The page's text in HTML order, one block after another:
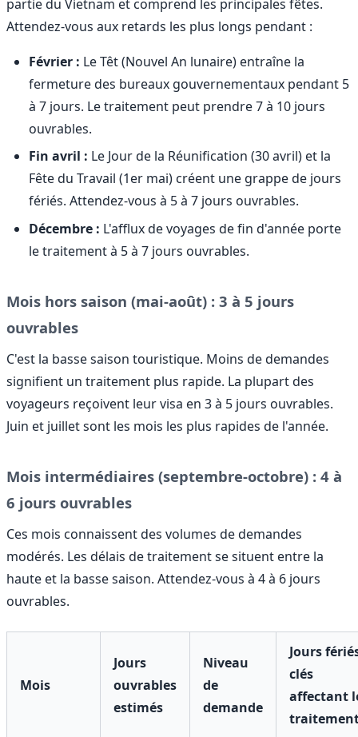
partie du Vietnam et comprend les principales fêtes.
Attendez-vous aux retards les plus longs pendant :
Février : Le Têt (Nouvel An lunaire) entraîne la
fermeture des bureaux gouvernementaux pendant 5
à 7 jours. Le traitement peut prendre 7 à 10 jours
ouvrables.
Fin avril : Le Jour de la Réunification (30 avril) et la
Fête du Travail (1er mai) créent une grappe de jours
fériés. Attendez-vous à 5 à 7 jours ouvrables.
Décembre : L'afflux de voyages de fin d'année porte
le traitement à 5 à 7 jours ouvrables.
Mois hors saison (mai-août) : 3 à 5 jours
ouvrables
C'est la basse saison touristique. Moins de demandes
signifient un traitement plus rapide. La plupart des
voyageurs reçoivent leur visa en 3 à 5 jours ouvrables.
Juin et juillet sont les mois les plus rapides de l'année.
Mois intermédiaires (septembre-octobre) : 4 à
6 jours ouvrables
Ces mois connaissent des volumes de demandes
modérés. Les délais de traitement se situent entre la
haute et la basse saison. Attendez-vous à 4 à 6 jours
ouvrables.
Mois
Jours
ouvrables
estimés
Niveau
de
demande
Jours
clés
affectant